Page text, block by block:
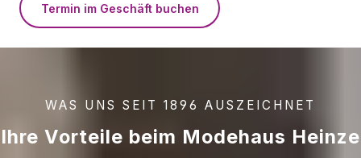
Termin im Geschäft buchen
WAS UNS SEIT 1896 AUSZEICHNET
Ihre Vorteile beim Modehaus Heinze